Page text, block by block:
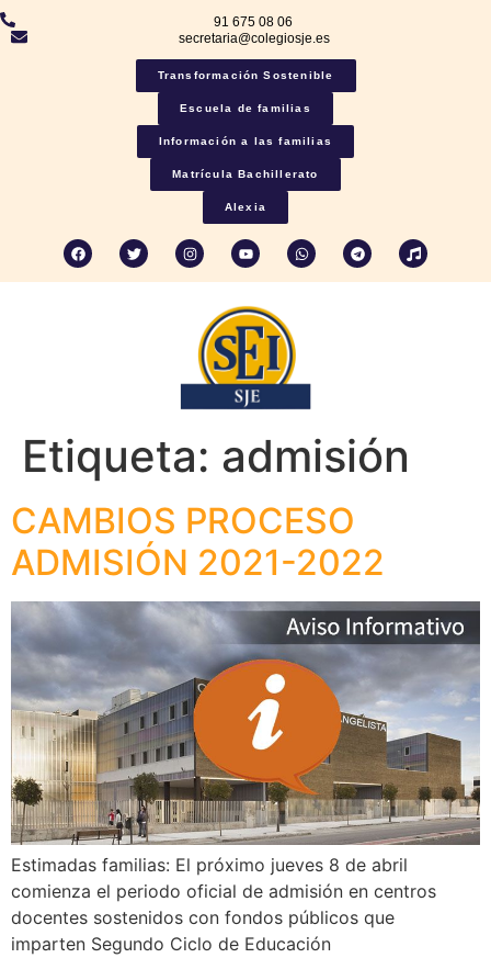
91 675 08 06
secretaria@colegiosje.es
Transformación Sostenible
Escuela de familias
Información a las familias
Matrícula Bachillerato
Alexia
Etiqueta: admisión
CAMBIOS PROCESO
ADMISIÓN 2021-2022
Estimadas familias: El próximo jueves 8 de abril
comienza el periodo oficial de admisión en centros
docentes sostenidos con fondos públicos que
imparten Segundo Ciclo de Educación